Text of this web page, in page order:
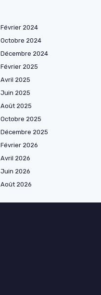
Février 2024
Octobre 2024
Décembre 2024
Février 2025
Avril 2025
Juin 2025
Août 2025
Octobre 2025
Décembre 2025
Février 2026
Avril 2026
Juin 2026
Août 2026